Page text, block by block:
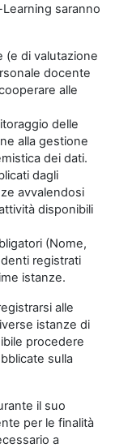
saranno
(e di valutazione
docente
alle
delle
alla gestione
dei dati.
dagli
avvalendosi
disponibili
(Nome,
registrati
istanze.
alle
istanze di
procedere
sulla
il suo
per le finalità
a